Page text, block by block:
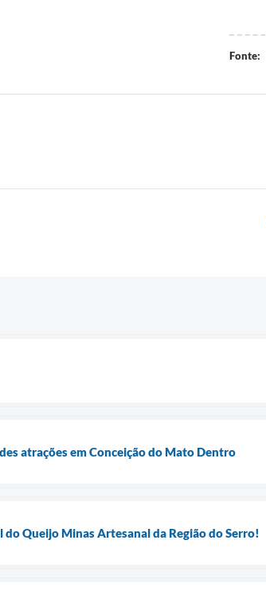
Fonte:
atrações em Conceição do Mato Dentro
Queijo Minas Artesanal da Região do Serro!